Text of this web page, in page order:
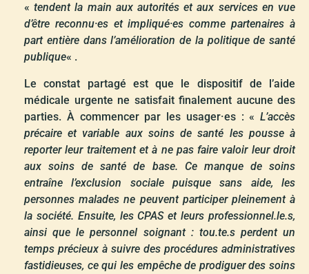
«tendent la main aux autorités et aux services en vue
d’être reconnu·es et impliqué·es comme partenaires à
part entière dans l’amélioration de la politique de santé
publique« .
Le constat partagé est que le dispositif de l’aide
médicale urgente ne satisfait finalement aucune des
parties. À commencer par les usager·es : « L’accès
précaire et variable aux soins de santé les pousse à
reporter leur traitement et à ne pas faire valoir leur droit
aux soins de santé de base. Ce manque de soins
entraîne l’exclusion sociale puisque sans aide, les
personnes malades ne peuvent participer pleinement à
la société. Ensuite, les CPAS et leurs professionnel.le.s,
ainsi que le personnel soignant : tou.te.s perdent un
temps précieux à suivre des procédures administratives
fastidieuses, ce qui les empêche de prodiguer des soins